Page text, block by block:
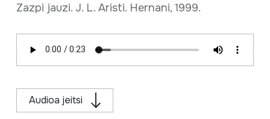
Zazpi jauzi. J. L. Aristi. Hernani, 1999.
Audioa jeitsi